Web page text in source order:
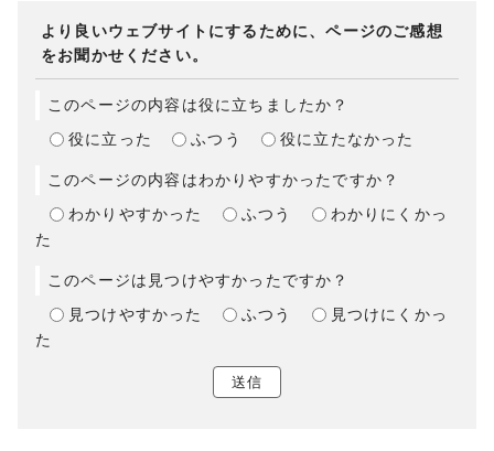
より良いウェブサイトにするために、ページのご感想
をお聞かせください。
このページの内容は役に立ちましたか？
役に立った
ふつう 役に立たなかった
このページの内容はわかりやすかったですか？
わかりやすかった
ふつう
わかりにくかっ
た
このページは見つけやすかったですか？
見つけやすかった
ふつう
見つけにくかっ
た
送信